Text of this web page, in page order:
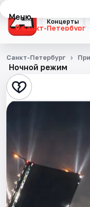
Концерты
Меню
Санкт-Петербург
Концерты
Театр
Стендап
Квесты
Экскурсии
Спорт
Ночной режим
Санкт-Петербург